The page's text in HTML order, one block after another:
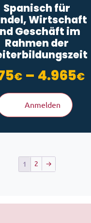
875€ bis
Spanisch für
Wirtschaft
Geschäft im
Rahmen der
€ – 4.965€
Anmelden
1 2 →